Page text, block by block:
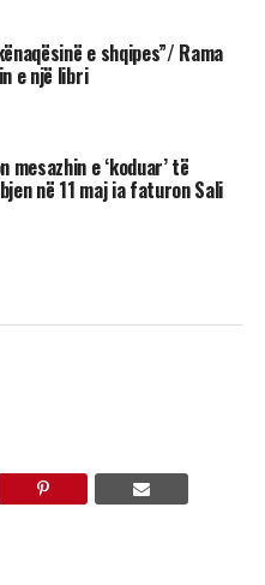
e shqipes”/ Rama
e një libri
mesazhin e ‘koduar’ të
në 11 maj ia faturon Sali